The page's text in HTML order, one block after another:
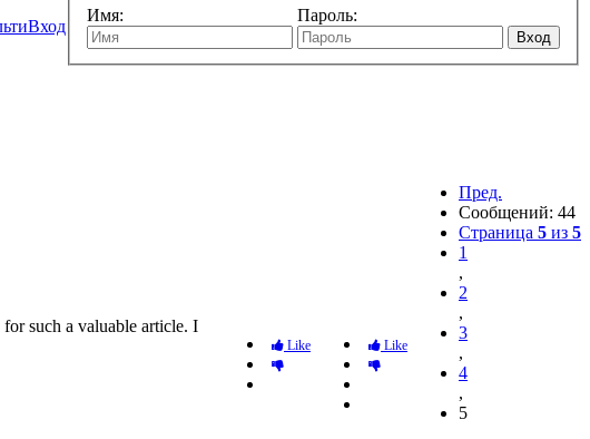
Имя: Пароль:
Вход
Пред.
Сообщений: 44
Страница 5 из 5
1
,
2
,
3
,
4
,
5
Like
Like
such a valuable article. I